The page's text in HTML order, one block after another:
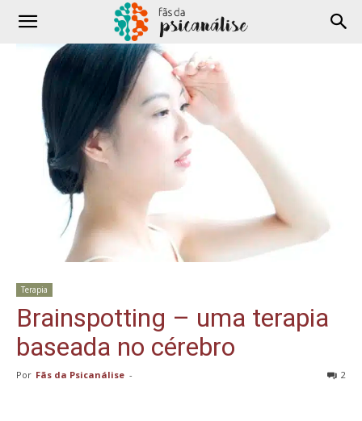
Terapia
Brainspotting – uma terapia
baseada no cérebro
Por Fãs da Psicanálise - 2